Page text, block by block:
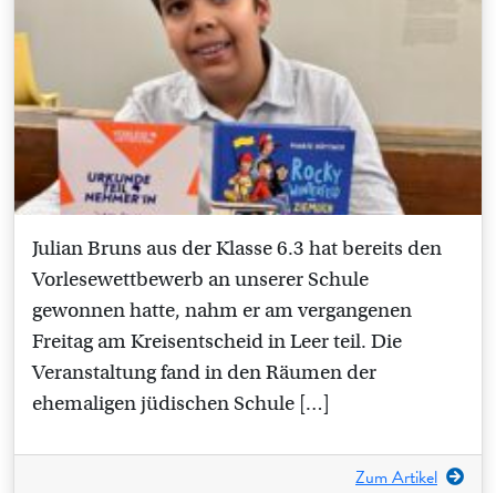
Julian Bruns aus der Klasse 6.3 hat bereits den
Vorlesewettbewerb an unserer Schule
gewonnen hatte, nahm er am vergangenen
Freitag am Kreisentscheid in Leer teil. Die
Veranstaltung fand in den Räumen der
ehemaligen jüdischen Schule […]
Zum Artikel